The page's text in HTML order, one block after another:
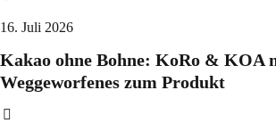
16. Juli 2026
Kakao ohne Bohne: KoRo & KOA
Weggeworfenes zum Produkt